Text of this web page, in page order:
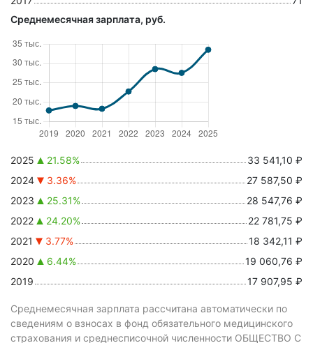
Среднемесячная зарплата, руб.
2025 21.58%
33 541,10 ₽
2024
3.36%
27 587,50 ₽
2023
25.31%
28 547,76 ₽
2022
24.20%
22 781,75 ₽
2021
3.77%
18 342,11 ₽
2020
6.44%
19 060,76 ₽
2019
17 907,95 ₽
Среднемесячная зарплата рассчитана автоматически по
сведениям о взносах в фонд обязательного медицинского
страхования и среднесписочной численности ОБЩЕСТВО С